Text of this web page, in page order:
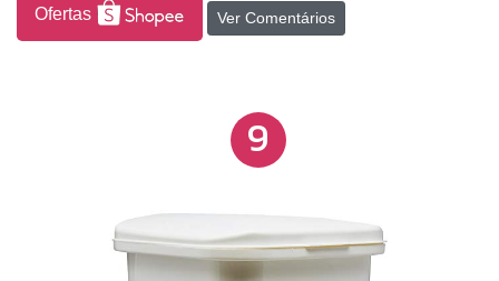
Ofertas Ver Comentários
9